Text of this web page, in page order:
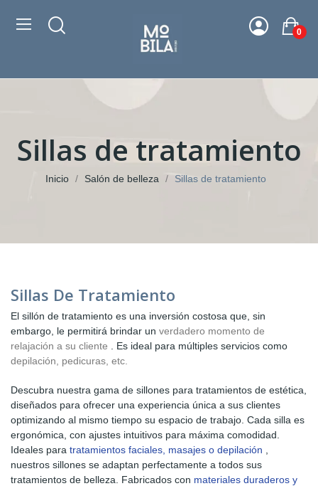
0
Sillas de tratamiento
Inicio Salón de belleza Sillas de tratamiento
Sillas De Tratamiento
El sillón de tratamiento es una inversión costosa que, sin
embargo, le permitirá brindar un verdadero momento de
relajación a su cliente . Es ideal para múltiples servicios como
depilación, pedicuras, etc.
Descubra nuestra gama de sillones para tratamientos de estética,
diseñados para ofrecer una experiencia única a sus clientes
optimizando al mismo tiempo su espacio de trabajo. Cada silla es
ergonómica, con ajustes intuitivos para máxima comodidad.
Ideales para tratamientos faciales, masajes o depilación
nuestros sillones se adaptan perfectamente a todos sus
tratamientos de belleza. Fabricados con materiales duraderos y